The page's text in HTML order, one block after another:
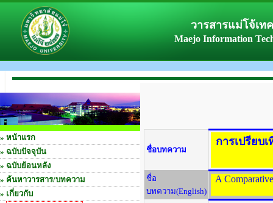
วารสารแม่โจ้เท
Maejo Information
» หน้าแรก
» ฉบับปัจจุบัน
» ฉบับย้อนหลัง
» ค้นหาวารสาร/บทความ
» เกี่ยวกับ
ชื่อบทความ
การเปรียบ
ชื่อ
บทความ(English)
A